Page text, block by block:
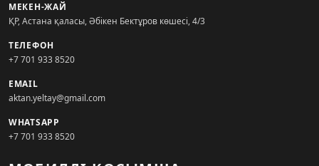
МЕКЕН-ЖАЙ
ҚР, Астана қаласы, Әбікен Бектұров көшесі, 4/3
ТЕЛЕФОН
+7 701 933 8520
EMAIL
aktan.yeltay@gmail.com
WHATSAPP
+7 701 933 8520